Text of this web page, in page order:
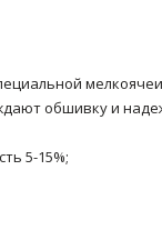
обшивку и
5-15%;